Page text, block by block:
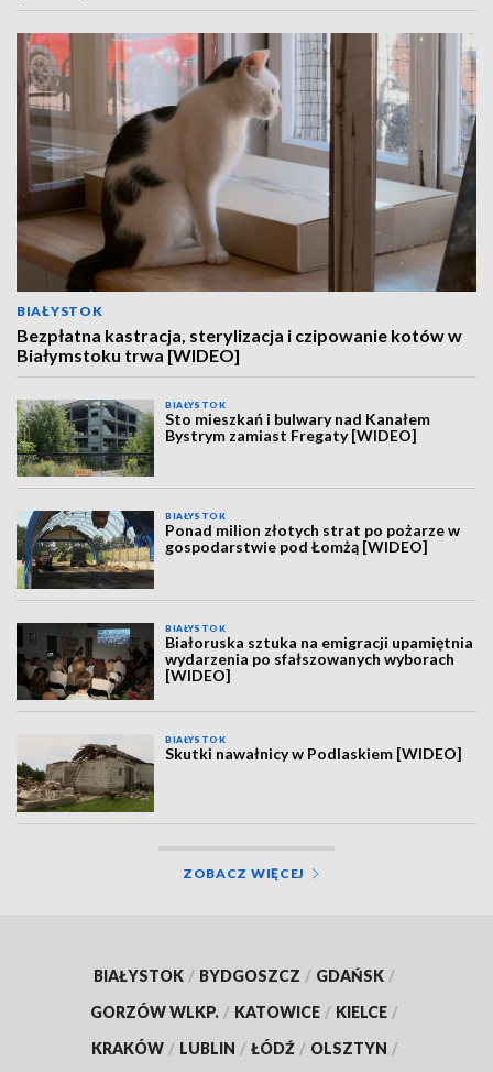
BIAŁYSTOK
Bezpłatna kastracja, sterylizacja i czipowanie kotów w
Białymstoku trwa [WIDEO]
BIAŁYSTOK
Sto mieszkań i bulwary nad Kanałem
Bystrym zamiast Fregaty [WIDEO]
BIAŁYSTOK
Ponad milion złotych strat po pożarze w
gospodarstwie pod Łomżą [WIDEO]
BIAŁYSTOK
Białoruska sztuka na emigracji upamiętnia
wydarzenia po sfałszowanych wyborach
[WIDEO]
BIAŁYSTOK
Skutki nawałnicy w Podlaskiem [WIDEO]
ZOBACZ WIĘCEJ
BIAŁYSTOK / BYDGOSZCZ / GDAŃSK /
GORZÓW WLKP. / KATOWICE / KIELCE /
KRAKÓW / LUBLIN / ŁÓDŹ / OLSZTYN /